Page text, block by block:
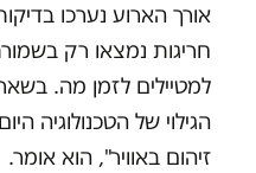
אורך הארוע נערכו
חריגות נמצאו רק
למטיילים לזמן מה.
הגילוי של הטכנולוגיה
זיהום באוויר", הוא אומר.